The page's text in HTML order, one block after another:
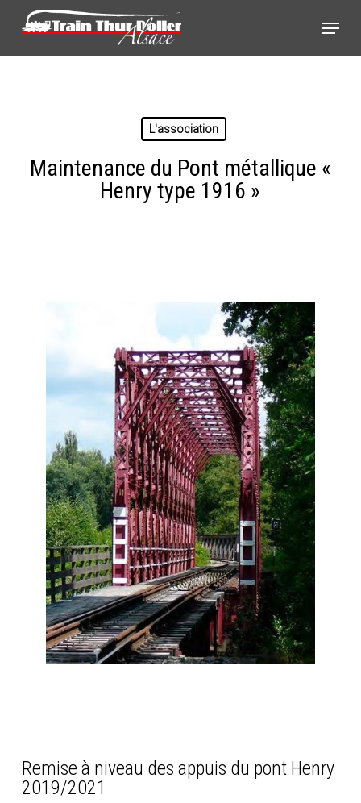
Menu
L'association
Maintenance du Pont métallique «
Henry type 1916 »
Remise à niveau des appuis du pont Henry
2019/2021
Panneau de gestion des cookies